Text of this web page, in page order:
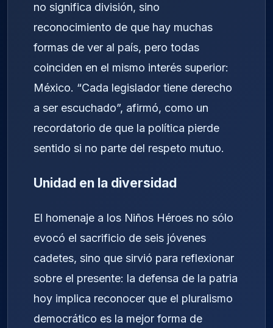
no significa división, sino
reconocimiento de que hay muchas
formas de ver al país, pero todas
coinciden en el mismo interés superior:
México. “Cada legislador tiene derecho
a ser escuchado”, afirmó, como un
recordatorio de que la política pierde
sentido si no parte del respeto mutuo.
Unidad en la diversidad
El homenaje a los Niños Héroes no sólo
evocó el sacrificio de seis jóvenes
cadetes, sino que sirvió para reflexionar
sobre el presente: la defensa de la patria
hoy implica reconocer que el pluralismo
democrático es la mejor forma de